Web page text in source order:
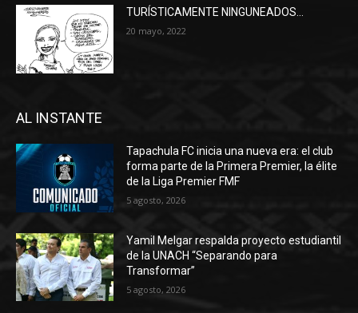
TURÍSTICAMENTE NINGUNEADOS…
20 mayo, 2022
AL INSTANTE
Tapachula FC inicia una nueva era: el club
forma parte de la Primera Premier, la élite
de la Liga Premier FMF
5 agosto, 2026
Yamil Melgar respalda proyecto estudiantil
de la UNACH “Separando para
Transformar”
5 agosto, 2026